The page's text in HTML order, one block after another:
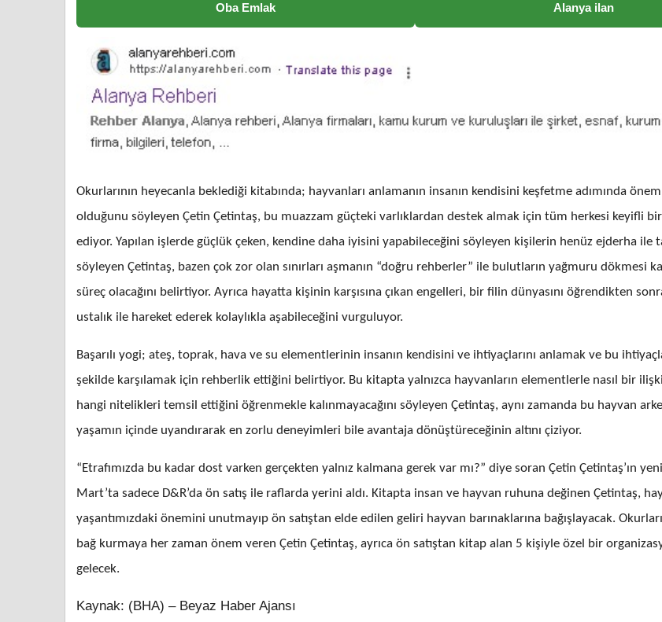
Oba Emlak Alanya ilan
Okurlarının heyecanla beklediği kitabında; hayvanları anlamanın insanın kendisini keşfetme adımında
olduğunu söyleyen Çetin Çetintaş, bu muazzam güçteki varlıklardan destek almak için tüm herkesi keyifli
ediyor. Yapılan işlerde güçlük çeken, kendine daha iyisini yapabileceğini söyleyen kişilerin henüz ejderha ile
söyleyen Çetintaş, bazen çok zor olan sınırları aşmanın “doğru rehberler” ile bulutların yağmuru dökmesi
süreç olacağını belirtiyor. Ayrıca hayatta kişinin karşısına çıkan engelleri, bir filin dünyasını öğrendikten
ustalık ile hareket ederek kolaylıkla aşabileceğini vurguluyor.
Başarılı yogi; ateş, toprak, hava ve su elementlerinin insanın kendisini ve ihtiyaçlarını anlamak ve bu
şekilde karşılamak için rehberlik ettiğini belirtiyor. Bu kitapta yalnızca hayvanların elementlerle nasıl bir
hangi nitelikleri temsil ettiğini öğrenmekle kalınmayacağını söyleyen Çetintaş, aynı zamanda bu hayvan
yaşamın içinde uyandırarak en zorlu deneyimleri bile avantaja dönüştüreceğinin altını çiziyor.
“Etrafımızda bu kadar dost varken gerçekten yalnız kalmana gerek var mı?” diye soran Çetin Çetintaş’ın
Mart’ta sadece D&R’da ön satış ile raflarda yerini aldı. Kitapta insan ve hayvan ruhuna değinen Çetintaş,
yaşantımızdaki önemini unutmayıp ön satıştan elde edilen geliri hayvan barınaklarına bağışlayacak.
bağ kurmaya her zaman önem veren Çetin Çetintaş, ayrıca ön satıştan kitap alan 5 kişiyle özel bir
gelecek.
Kaynak: (BHA) – Beyaz Haber Ajansı